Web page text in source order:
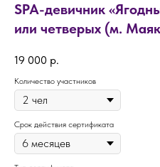
SPA-девичник
или четверых (м.
19 000 р.
Количество участников
Срок действия сертификата